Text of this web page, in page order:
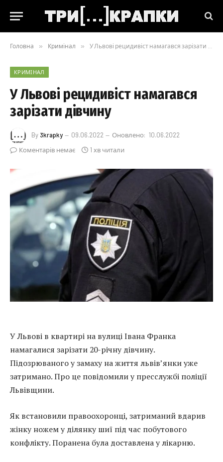
Головна » Кримінал » У Львові рецидивіст намагався зарізати дівчину
КРИМІНАЛ
У Львові рецидивіст намагався
зарізати дівчину
By 3krapky 09.06.2022 Оновлено: 10.06.2022
Коментарів немає
1 хв читали
У Львові в квартирі на вулиці Івана Франка
намагалися зарізати 20-річну дівчину.
Підозрюваного у замаху на життя львів’янки уже
затримано. Про це повідомили у пресслужбі поліції
Львівщини.
Як встановили правоохоронці, затриманий вдарив
жінку ножем у ділянку шиї під час побутового
конфлікту. Поранена була доставлена у лікарню.